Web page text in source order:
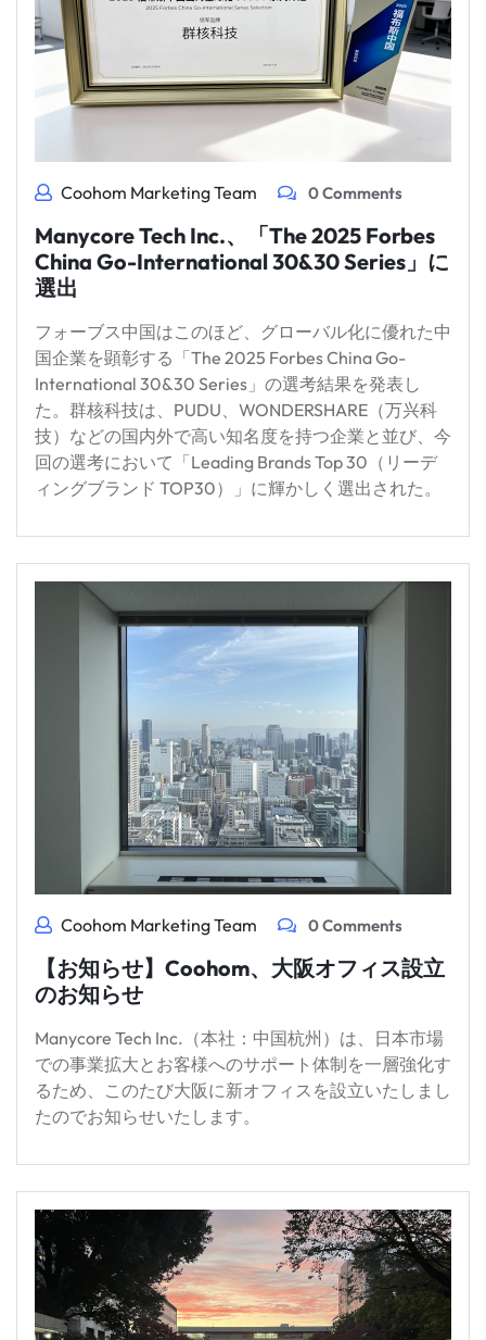
Coohom Marketing Team 0 Comments
Manycore Tech Inc.、「The 2025 Forbes
China Go-International 30&30 Series」に
選出
フォーブス中国はこのほど、グローバル化に優れた中
国企業を顕彰する「The 2025 Forbes China Go-
International 30&30 Series」の選考結果を発表し
た。群核科技は、PUDU、WONDERSHARE（万兴科
技）などの国内外で高い知名度を持つ企業と並び、今
回の選考において「Leading Brands Top 30（リーデ
ィングブランド TOP30）」に輝かしく選出された。
Coohom Marketing Team 0 Comments
【お知らせ】Coohom、大阪オフィス設立
のお知らせ
Manycore Tech Inc.（本社：中国杭州）は、日本市場
での事業拡大とお客様へのサポート体制を一層強化す
るため、このたび大阪に新オフィスを設立いたしまし
たのでお知らせいたします。